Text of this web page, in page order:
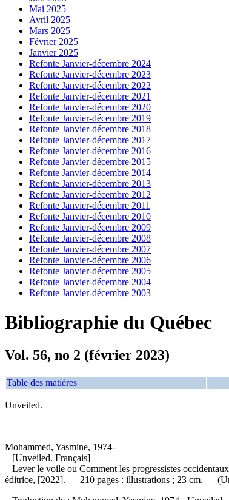
Mai 2025
Avril 2025
Mars 2025
Février 2025
Janvier 2025
Refonte Janvier-décembre 2024
Refonte Janvier-décembre 2023
Refonte Janvier-décembre 2022
Refonte Janvier-décembre 2021
Refonte Janvier-décembre 2020
Refonte Janvier-décembre 2019
Refonte Janvier-décembre 2018
Refonte Janvier-décembre 2017
Refonte Janvier-décembre 2016
Refonte Janvier-décembre 2015
Refonte Janvier-décembre 2014
Refonte Janvier-décembre 2013
Refonte Janvier-décembre 2012
Refonte Janvier-décembre 2011
Refonte Janvier-décembre 2010
Refonte Janvier-décembre 2009
Refonte Janvier-décembre 2008
Refonte Janvier-décembre 2007
Refonte Janvier-décembre 2006
Refonte Janvier-décembre 2005
Refonte Janvier-décembre 2004
Refonte Janvier-décembre 2003
Bibliographie du Québec
Vol. 56, no 2 (février 2023)
Table des matières
Unveiled.
Mohammed, Yasmine, 1974-
[Unveiled. Français]
Lever le voile ou Comment les progressistes
éditrice, [2022]. — 210 pages : illustrations ; 23 cm. —